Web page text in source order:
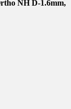
NH D-1.6mm,